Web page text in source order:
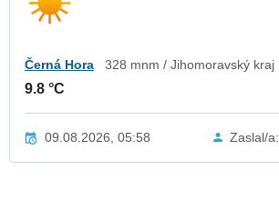
Černá Hora 328 mnm / Jihomoravský kraj
9.8 °C
09.08.2026, 05:58 Zaslal/a: